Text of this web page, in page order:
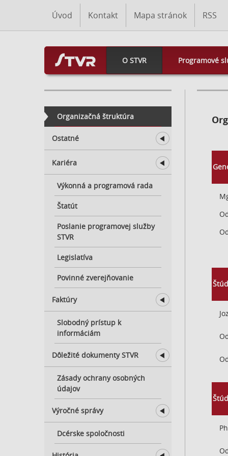
Úvod Kontakt Mapa stránok RSS
O STVR Programové
Organizačná štruktúra
Ostatné
Symfonický orchester
Detský spevácky zbor SRo
Kariéra
Kariéra v STVR
Voľné pracovné pozície
Dajte nám o sebe vedieť
Stáže - príležitosti pre
študentov
Výkonná a programová rada
Štatút
Poslanie programovej služby
STVR
Legislatíva
Povinné zverejňovanie
Faktúry
Povinne zverejnené
objednávky
Povinne zverejnené faktúry
Slobodný prístup k
informáciám
Dôležité dokumenty STVR
Štatút programových
pracovníkov a
spolupracovníkov
Zákon o STVR
Zásady ochrany osobných
údajov
Výročné správy
Výročné správy STVR
Výročné správy RTVS
Dcérske spoločnosti